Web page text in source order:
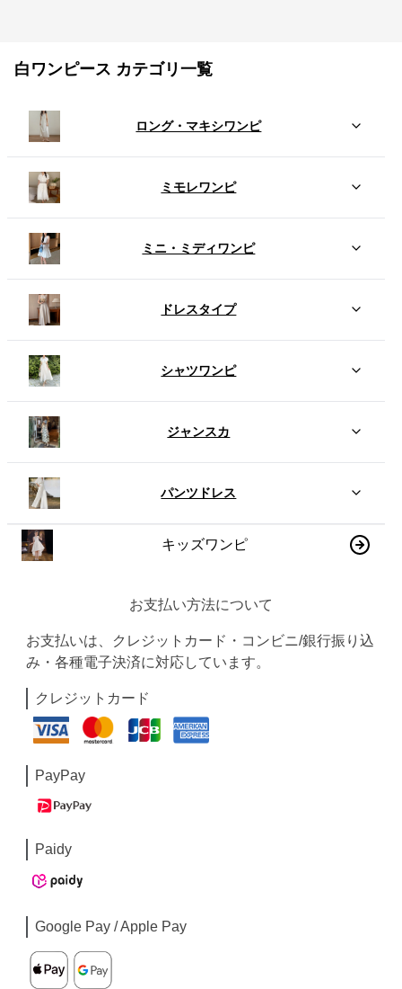
白ワンピース カテゴリ一覧
ロング・マキシワンピ
ミモレワンピ
ミニ・ミディワンピ
ドレスタイプ
シャツワンピ
ジャンスカ
パンツドレス
キッズワンピ
お支払い方法について
お支払いは、クレジットカード・コンビニ/銀行振り込
み・各種電子決済に対応しています。
クレジットカード
PayPay
Paidy
Google Pay / Apple Pay